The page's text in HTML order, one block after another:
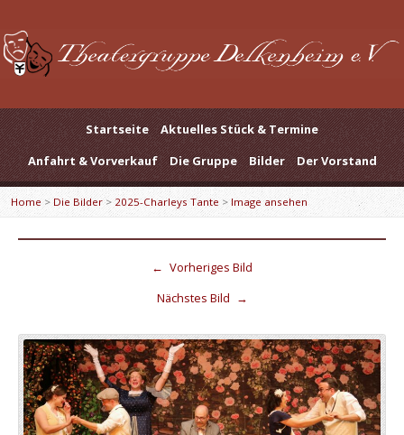
Startseite
Aktuelles Stück & Termine
Anfahrt & Vorverkauf
Die Gruppe Bilder Der Vorstand
Home > Die Bilder> 2025-Charleys Tante > Image ansehen
← Vorheriges Bild
Nächstes Bild →